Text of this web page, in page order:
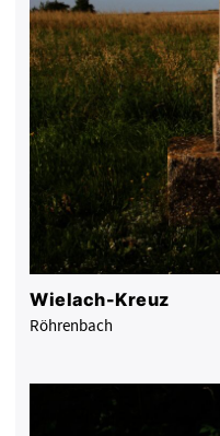
Wielach-Kreuz
Röhrenbach